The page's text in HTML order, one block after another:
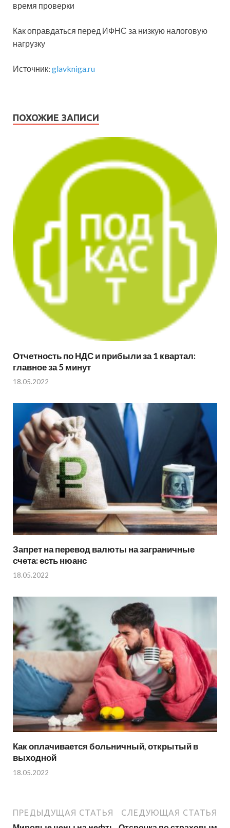
время проверки
Как оправдаться перед ИФНС за низкую налоговую
нагрузку
Источник: glavkniga.ru
ПОХОЖИЕ ЗАПИСИ
Отчетность по НДС и прибыли за 1 квартал:
главное за 5 минут
18.05.2022
Запрет на перевод валюты на заграничные
счета: есть нюанс
18.05.2022
Как оплачивается больничный, открытый в
выходной
18.05.2022
ПРЕДЫДУЩАЯ СТАТЬЯ СЛЕДУЮЩАЯ СТАТЬЯ